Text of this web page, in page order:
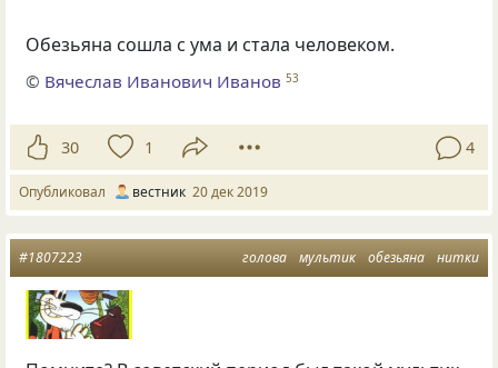
Обезьяна сошла с ума и стала человеком.
© Вячеслав Иванович Иванов 53
30 1 4
Опубликовал вестник 20 дек 2019
голова мультик обезьяна нитки
#1807223